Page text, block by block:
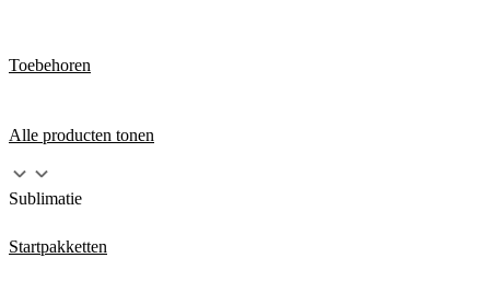
Toebehoren
Alle producten tonen
Sublimatie
Startpakketten